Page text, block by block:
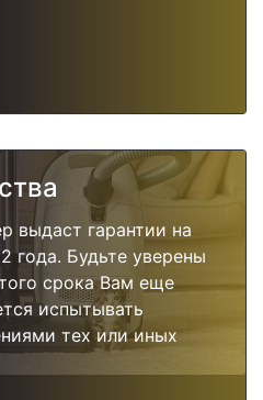
выдаст гарантии на
года. Будьте уверены
срока Вам еще
испытывать
тех или иных